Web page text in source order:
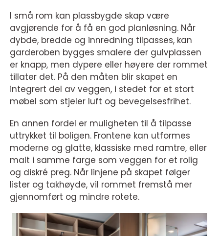
I små rom kan plassbygde skap være
avgjørende for å få en god planløsning. Når
dybde, bredde og innredning tilpasses, kan
garderoben bygges smalere der gulvplassen
er knapp, men dypere eller høyere der rommet
tillater det. På den måten blir skapet en
integrert del av veggen, i stedet for et stort
møbel som stjeler luft og bevegelsesfrihet.
En annen fordel er muligheten til å tilpasse
uttrykket til boligen. Frontene kan utformes
moderne og glatte, klassiske med ramtre, eller
malt i samme farge som veggen for et rolig
og diskré preg. Når linjene på skapet følger
lister og takhøyde, vil rommet fremstå mer
gjennomført og mindre rotete.